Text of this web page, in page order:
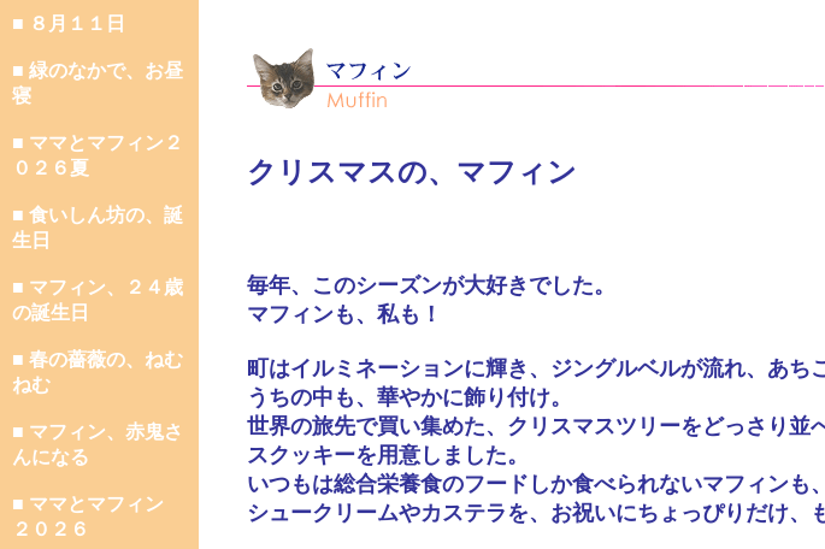
■ ８月１１日
■ 緑のなかで、お昼
寝
■ ママとマフィン２
０２６夏
■ 食いしん坊の、誕
生日
■ マフィン、２４歳
の誕生日
■ 春の薔薇の、ねむ
ねむ
■ マフィン、赤鬼さ
んになる
■ ママとマフィン
２０２６
クリスマスの、マフィン
毎年、このシーズンが大好きでした。
マフィンも、私も！
町はイルミネーションに輝き、ジングルベルが流れ、あち
うちの中も、華やかに飾り付け。
世界の旅先で買い集めた、クリスマスツリーをどっさり
スクッキーを用意しました。
いつもは総合栄養食のフードしか食べられないマフィンも
シュークリームやカステラを、お祝いにちょっぴりだけ、